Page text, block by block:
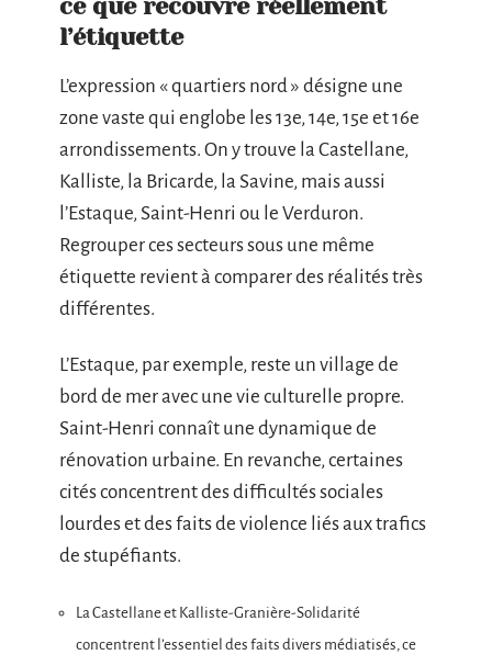
ce que recouvre réellement
l’étiquette
L’expression « quartiers nord » désigne une
zone vaste qui englobe les 13e, 14e, 15e et 16e
arrondissements. On y trouve la Castellane,
Kalliste, la Bricarde, la Savine, mais aussi
l’Estaque, Saint-Henri ou le Verduron.
Regrouper ces secteurs sous une même
étiquette revient à comparer des réalités très
différentes.
L’Estaque, par exemple, reste un village de
bord de mer avec une vie culturelle propre.
Saint-Henri connaît une dynamique de
rénovation urbaine. En revanche, certaines
cités concentrent des difficultés sociales
lourdes et des faits de violence liés aux trafics
de stupéfiants.
La Castellane et Kalliste-Granière-Solidarité
concentrent l’essentiel des faits divers médiatisés, ce